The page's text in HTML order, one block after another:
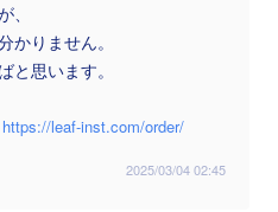
、
かりません。
と思います。
https://leaf-inst.com/order/
2025/03/04 02:45